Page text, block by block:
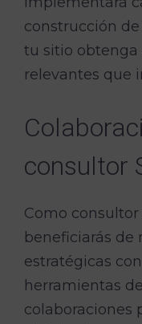
construcción
tu sitio obtenga
relevantes que
consultor
Como consultor
beneficiarás de
estratégicas
herramientas
colaboraciones